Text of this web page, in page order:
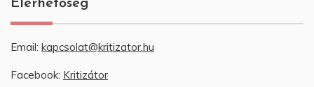
Elérhetőség
Email: kapcsolat@kritizator.hu
Facebook: Kritizátor